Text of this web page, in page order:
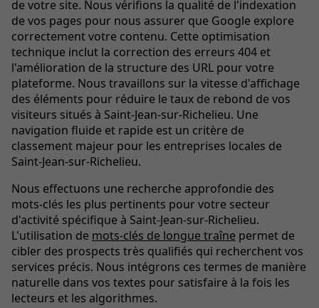
de votre site. Nous vérifions la qualité de l'indexation
de vos pages pour nous assurer que Google explore
correctement votre contenu. Cette optimisation
technique inclut la correction des erreurs 404 et
l'amélioration de la structure des URL pour votre
plateforme. Nous travaillons sur la vitesse d'affichage
des éléments pour réduire le taux de rebond de vos
visiteurs situés à Saint-Jean-sur-Richelieu. Une
navigation fluide et rapide est un critère de
classement majeur pour les entreprises locales de
Saint-Jean-sur-Richelieu.
Nous effectuons une recherche approfondie des
mots-clés les plus pertinents pour votre secteur
d'activité spécifique à Saint-Jean-sur-Richelieu.
L'utilisation de mots-clés de longue traîne permet de
cibler des prospects très qualifiés qui recherchent vos
services précis. Nous intégrons ces termes de manière
naturelle dans vos textes pour satisfaire à la fois les
lecteurs et les algorithmes.